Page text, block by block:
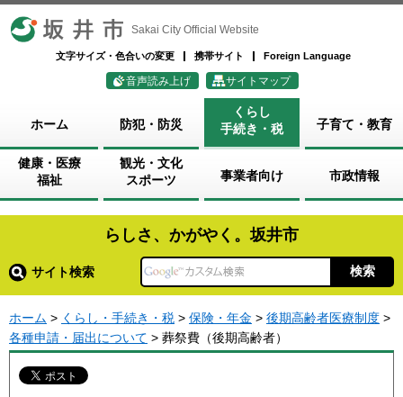
坂井市 Sakai City Official Website
文字サイズ・色合いの変更 携帯サイト Foreign Language
音声読み上げ サイトマップ
ホーム 防犯・防災
くらし
手続き・税
子育て・教育
健康・医療
福祉
観光・文化
スポーツ
事業者向け 市政情報
らしさ、かがやく。坂井市
サイト検索
ホーム > くらし・手続き・税 > 保険・年金 > 後期高齢者医療制度 >
各種申請・届出について > 葬祭費（後期高齢者）